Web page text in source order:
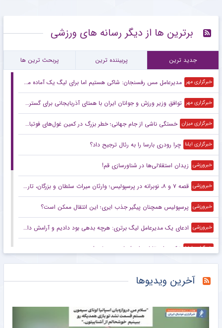
برترین ها از دیگر رسانه های ورزشی
جدید ترین پربیننده ترین پربحث ترین ها
خبرگزاری مهر مدیرعامل مس رفسنجان: شاکی هستیم اما برای لیگ یک آماده می‌شویم
خبرگزاری مهر توافق وزیر ورزش و جوانان ایران با همتای آذربایجانی برای گسترش همکاری
خبرگزاری میزان خستگی ناشی از جام جهانی؛ خطر بزرگ در کمین غول‌های فوتبال اروپا
خبرگزاری ایلنا چرا رودری بارسا را به رئال ترجیح داد؟
خبرورزشی زیدان استقلالی‌ها در شناورسازی قم!
خبرورزشی قصه ۷ و ۸، نوبرانه در پرسپولیس؛ وارثان میراث سلطان و بزرگان، تاریخ‌ساز می‌شوند یا قربانی تاریخ؟
خبرورزشی پرسپولیس همچنان پیگیر جذب ایری؛ این انتقال ممکن است؟
خبرورزشی ادعای یک مدیرعامل لیگ برتری: هرچه بدهی بود دادیم و آرامش داریم
خبرگزاری ایلنا ترکیب استقلال برای فصل جدید لو رفت
دستیار سابق قلعه‌نویی روی نیمکت ایتالیا
خبرانلاین تماس شوکه کننده موری با علیمنصور!
آخرین ویدیوها